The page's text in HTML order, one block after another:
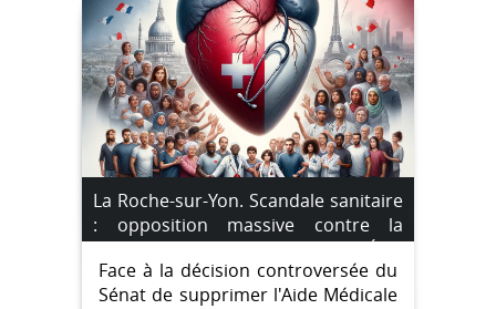
La Roche-sur-Yon. Scandale sanitaire
: opposition massive contre la
suppression de l’Aide Médicale d’État
Face à la décision controversée du
Sénat de supprimer l'Aide Médicale